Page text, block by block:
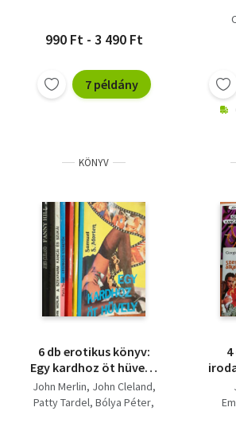
990 Ft - 3 490 Ft
7 példány
KÖNYV
6 db erotikus könyv:
Egy kardhoz öt hüvely,
A vágytól az ágyig,
Éva nővér, Leszboszi
John Merlin John Cleland
Patty Tardel Bólya Péter